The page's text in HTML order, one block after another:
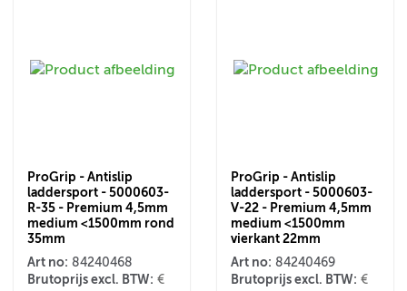
ProGrip - Antislip
laddersport - 5000603-
R-35 - Premium 4,5mm
medium <1500mm rond
35mm
Art no: 84240468
Brutoprijs excl. BTW: €
ProGrip - Antislip
laddersport - 5000603-
V-22 - Premium 4,5mm
medium <1500mm
vierkant 22mm
Art no: 84240469
Brutoprijs excl. BTW: €